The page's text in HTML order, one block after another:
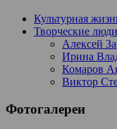
Культурная
Творческие
Алексей
Ирина
Комаров
Виктор
Фотогалереи